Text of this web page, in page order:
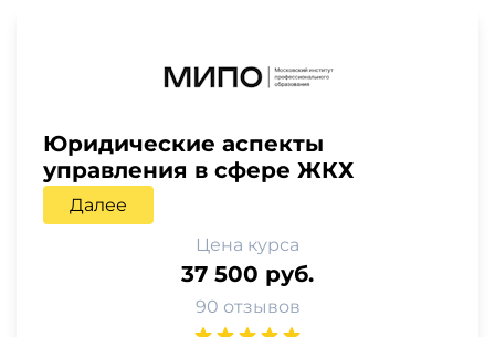
Юридические аспекты
управления в сфере ЖКХ
Далее
Цена курса
37 500 руб.
90 отзывов